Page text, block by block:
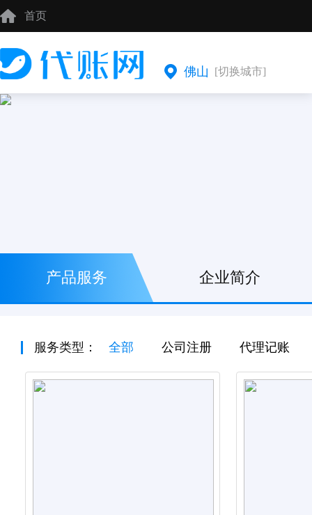
首页
佛山 [切换城市]
产品服务 企业简介
服务类型： 全部 公司注册 代理记账